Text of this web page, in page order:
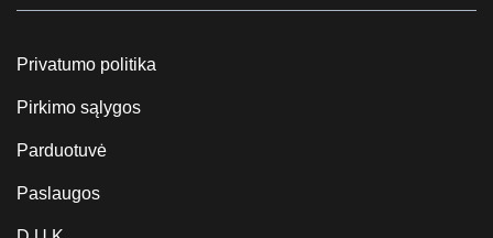
Privatumo politika
Pirkimo sąlygos
Parduotuvė
Paslaugos